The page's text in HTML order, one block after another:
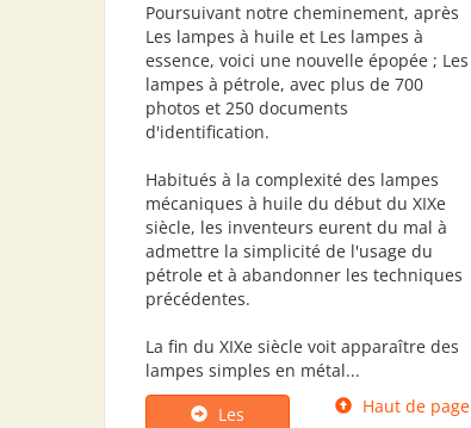
Poursuivant notre cheminement, après
Les lampes à huile et Les lampes à
essence, voici une nouvelle épopée ; Les
lampes à pétrole, avec plus de 700
photos et 250 documents
d'identification.
Habitués à la complexité des lampes
mécaniques à huile du début du XIXe
siècle, les inventeurs eurent du mal à
admettre la simplicité de l'usage du
pétrole et à abandonner les techniques
précédentes.
La fin du XIXe siècle voit apparaître des
lampes simples en métal...
Les
Haut de page